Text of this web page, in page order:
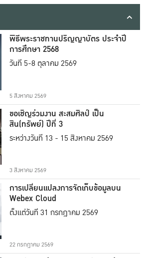
พิธีพระราชทานปริญญาบัตร ประจำปี
การศึกษา 2568
วันที่ 5-8 ตุลาคม 2569
5 สิงหาคม 2569
ขอเชิญร่วมงาน สะสมศิลป์ เป็น
สิน(ทรัพย์) ปีที่ 3
ระหว่างวันที่ 13 - 15 สิงหาคม 2569
3 สิงหาคม 2569
การเปลี่ยนแปลงการจัดเก็บข้อมูลบน
Webex Cloud
ตั้งแต่วันที่ 31 กรกฎาคม 2569
22 กรกฎาคม 2569